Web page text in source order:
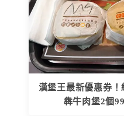
漢堡王最新優惠券
犇牛肉堡2個